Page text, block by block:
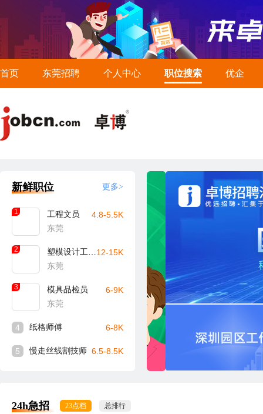
首页 东莞招聘 个人中心 职位搜索 优企
新鲜职位 更多>
1
工程文员
东莞
4.8-5.5K
2
塑模设计工程师
东莞
12-15K
3
模具品检员
东莞
6-9K
4 纸格师傅 6-8K
5 慢走丝线割技师 6.5-8.5K
24h急招 23点档 总排行